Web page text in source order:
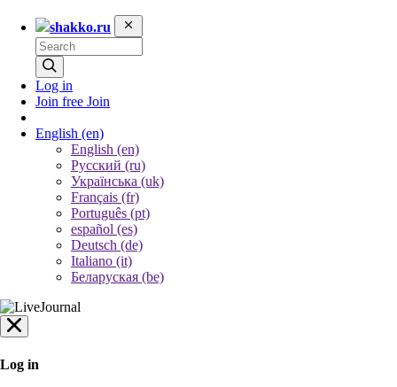
shakko.ru
Log in
Join free Join
English (en)
English (en)
Русский (ru)
Українська (uk)
Français (fr)
Português (pt)
español (es)
Deutsch (de)
Italiano (it)
Беларуская (be)
Log in